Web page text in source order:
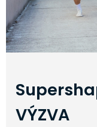
VÝZVA